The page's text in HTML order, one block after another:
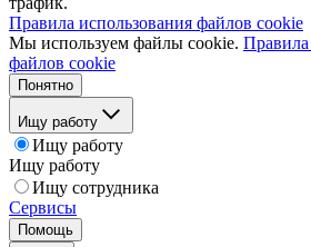
Правила использования файлов cookie
Мы используем файлы cookie. Правила
файлов cookie
Понятно
Ищу работу
Ищу работу
Ищу работу
Ищу сотрудника
Сервисы
Помощь